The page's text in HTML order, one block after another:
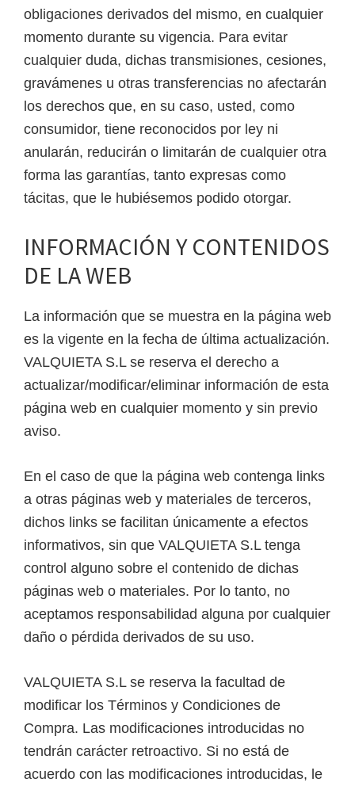
obligaciones derivados del mismo, en cualquier
momento durante su vigencia. Para evitar
cualquier duda, dichas transmisiones, cesiones,
gravámenes u otras transferencias no afectarán
los derechos que, en su caso, usted, como
consumidor, tiene reconocidos por ley ni
anularán, reducirán o limitarán de cualquier otra
forma las garantías, tanto expresas como
tácitas, que le hubiésemos podido otorgar.
INFORMACIÓN Y CONTENIDOS
DE LA WEB
La información que se muestra en la página web
es la vigente en la fecha de última actualización.
VALQUIETA S.L se reserva el derecho a
actualizar/modificar/eliminar información de esta
página web en cualquier momento y sin previo
aviso.
En el caso de que la página web contenga links
a otras páginas web y materiales de terceros,
dichos links se facilitan únicamente a efectos
informativos, sin que VALQUIETA S.L tenga
control alguno sobre el contenido de dichas
páginas web o materiales. Por lo tanto, no
aceptamos responsabilidad alguna por cualquier
daño o pérdida derivados de su uso.
VALQUIETA S.L se reserva la facultad de
modificar los Términos y Condiciones de
Compra. Las modificaciones introducidas no
tendrán carácter retroactivo. Si no está de
acuerdo con las modificaciones introducidas, le